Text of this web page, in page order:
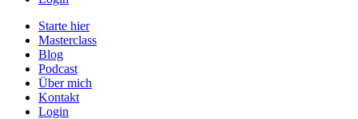
Starte hier
Masterclass
Blog
Podcast
Über mich
Kontakt
Login